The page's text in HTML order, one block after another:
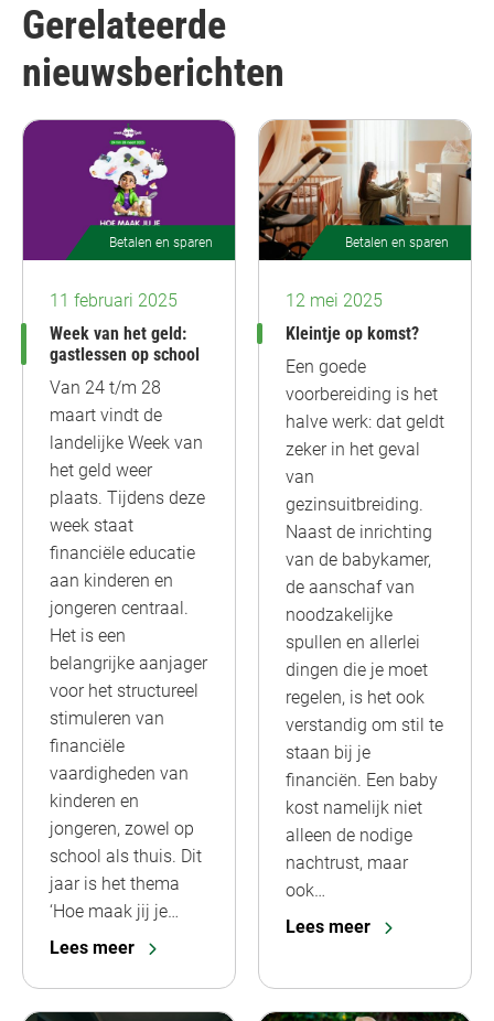
Gerelateerde
nieuwsberichten
Betalen en sparen
11 februari 2025
Week van het geld:
gastlessen op school
Van 24 t/m 28
maart vindt de
landelijke Week van
het geld weer
plaats. Tijdens deze
week staat
financiële educatie
aan kinderen en
jongeren centraal.
Het is een
belangrijke aanjager
voor het structureel
stimuleren van
financiële
vaardigheden van
kinderen en
jongeren, zowel op
school als thuis. Dit
jaar is het thema
‘Hoe maak jij je…
Lees meer
Betalen en sparen
12 mei 2025
Kleintje op komst?
Een goede
voorbereiding is het
halve werk: dat geldt
zeker in het geval
van
gezinsuitbreiding.
Naast de inrichting
van de babykamer,
de aanschaf van
noodzakelijke
spullen en allerlei
dingen die je moet
regelen, is het ook
verstandig om stil te
staan bij je
financiën. Een baby
kost namelijk niet
alleen de nodige
nachtrust, maar
ook…
Lees meer